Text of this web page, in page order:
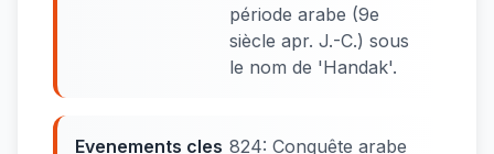
période arabe (9e
siècle apr. J.-C.) sous
le nom de 'Handak'.
Evenements cles 824: Conquête arabe